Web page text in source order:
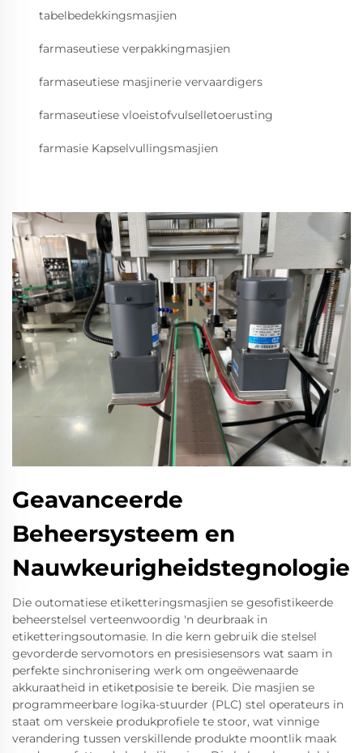
tabelbedekkingsmasjien
farmaseutiese verpakkingmasjien
farmaseutiese masjinerie vervaardigers
farmaseutiese vloeistofvulselletoerusting
farmasie Kapselvullingsmasjien
Geavanceerde
Beheersysteem en
Nauwkeurigheidstegnologie
Die outomatiese etiketteringsmasjien se gesofistikeerde
beheerstelsel verteenwoordig 'n deurbraak in
etiketteringsoutomasie. In die kern gebruik die stelsel
gevorderde servomotors en presisiesensors wat saam in
perfekte sinchronisering werk om ongeëwenaarde
akkuraatheid in etiketposisie te bereik. Die masjien se
programmeerbare logika-stuurder (PLC) stel operateurs in
staat om verskeie produkprofiele te stoor, wat vinnige
verandering tussen verskillende produkte moontlik maak